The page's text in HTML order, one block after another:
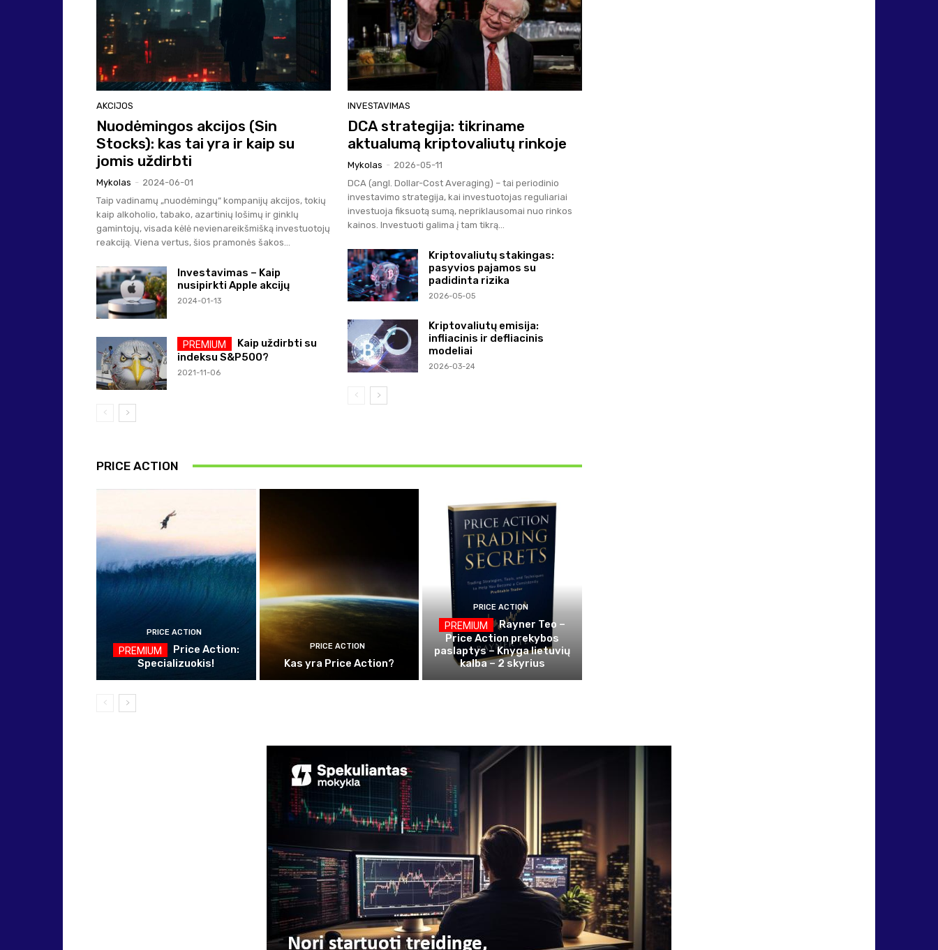
AKCIJOS
Nuodėmingos akcijos (Sin
Stocks): kas tai yra ir kaip su
jomis uždirbti
Mykolas - 2024-06-01
Taip vadinamų „nuodėmingų“ kompanijų akcijos, tokių
kaip alkoholio, tabako, azartinių lošimų ir ginklų
gamintojų, visada kėlė nevienareikšmišką investuotojų
reakciją. Viena vertus, šios pramonės šakos...
Investavimas – Kaip
nusipirkti Apple akcijų
2024-01-13
Kaip uždirbti su
indeksu S&P500?
2021-11-06
INVESTAVIMAS
DCA strategija: tikriname
aktualumą kriptovaliutų rinkoje
Mykolas - 2026-05-11
DCA (angl. Dollar-Cost Averaging) – tai periodinio
investavimo strategija, kai investuotojas reguliariai
investuoja fiksuotą sumą, nepriklausomai nuo rinkos
kainos. Investuoti galima į tam tikrą...
Kriptovaliutų stakingas:
pasyvios pajamos su
padidinta rizika
2026-05-05
Kriptovaliutų emisija:
infliacinis ir defliacinis
modeliai
2026-03-24
PRICE ACTION
PRICE ACTION
Price Action:
Specializuokis!
PRICE ACTION
Kas yra Price Action?
PRICE ACTION
Rayner Teo –
Price Action prekybos
paslaptys – Knyga lietuvių
kalba – 2 skyrius